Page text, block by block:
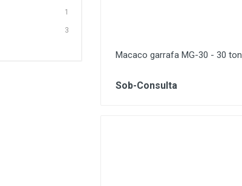
1
3
Macaco garrafa MG-30 - 30 ton
Sob-Consulta